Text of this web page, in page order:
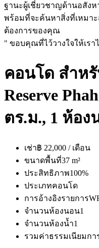
ฐานะผู้เชี่ยวชาญด้านอสังห
พร้อมที่จะค้นหาสิ่งที่เหมา
ต้องการของคุณ
" ขอบคุณที่ไว้วางใจให้เร
คอนโด สำหรั
Reserve
ตร.ม., 1 ห้อง
เช่า฿ 22,000 / เดือน
ขนาดพื้นที่37 m²
ประสิทธิภาพ100%
ประเภทคอนโด
การอ้างอิงรายการ
จำนวนห้องนอน1
จำนวนห้องน้ำ1
รวมค่าธรรมเนียมกา